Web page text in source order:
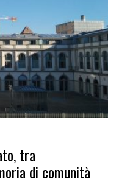
tra
di comunità